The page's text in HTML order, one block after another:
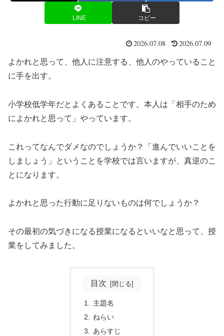
LINE コピー
2026.07.08 2026.07.09
よかれと思って、他人に注意する、他人のやっていること
に手を出す。
小学校低学年だとよくあることです。本人は「相手のため
によかれと思って」やっています。
これってなんでダメなのでしょうか？「進んでいいことを
しましょう」ということを学校では言いますが、真逆のこ
とになります。
よかれと思った行動に足りないものは何でしょうか？
その最初の気づきになる授業になるといいなと思って、授
業をしてみました。
目次
主題名
ねらい
あらすじ